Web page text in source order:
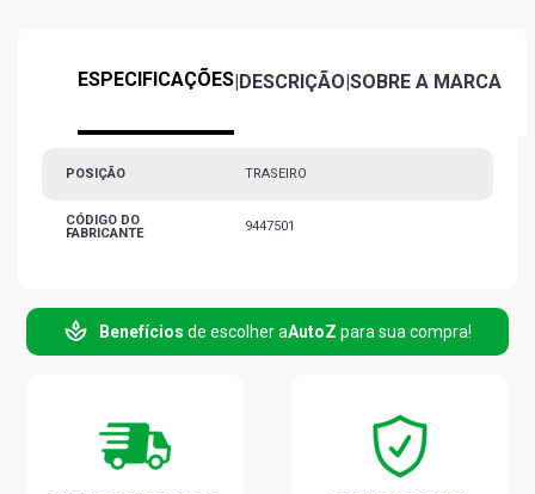
ESPECIFICAÇÕES|DESCRIÇÃO|SOBRE A MARCA
POSIÇÃO TRASEIRO
CÓDIGO DO
FABRICANTE
9447501
Benefícios de escolher aAutoZ para sua compra!